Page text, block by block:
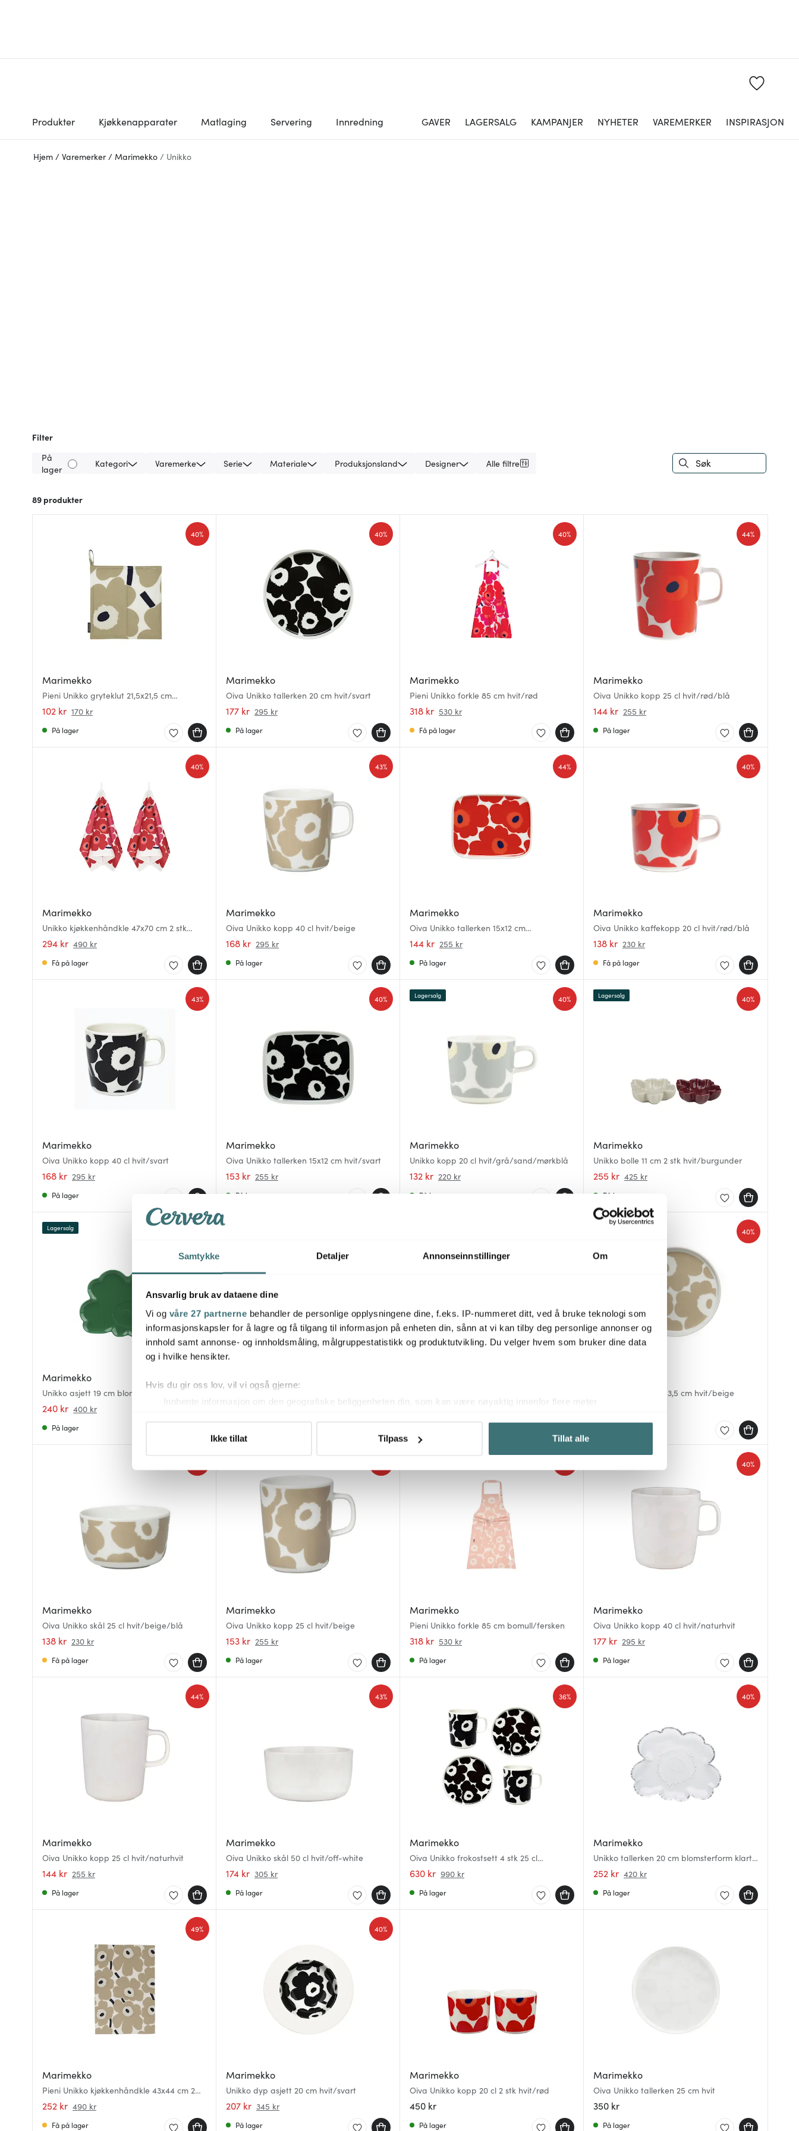
Samtykke Detaljer Annonseinnstillinger Om
Ansvarlig bruk av dataene dine
Vi og våre 27 partnerne behandler de personlige opplysningene dine, f.eks. IP-nummeret ditt, ved å bruke teknologi som
informasjonskapsler for å lagre og få tilgang til informasjon på enheten din, sånn at vi kan tilby deg personlige annonser og
innhold samt annonse- og innholdsmåling, målgruppestatistikk og produktutvikling. Du velger hvem som bruker dine data
og i hvilke hensikter.
Hvis du gir oss lov, vil vi også gjerne:
Innhente informasjon om den geografiske beliggenheten din, som kan være nøyaktig innenfor flere meter
Du kan hele tiden endre eller trekke tilbake ditt samtykke fra erklæringen om informasjonskapsler.
Vi bruker informasjonskapsler for å gi innhold og annonser et personlig preg, for å levere sosiale mediefunksjoner og for å
analysere trafikken vår. Vi deler dessuten informasjon om hvordan du bruker nettstedet vårt, med partnerne våre innen
sosiale medier, annonsering og analysearbeid, som kan kombinere den med annen informasjon du har gjort tilgjengelig for
dem, eller som de har samlet inn gjennom din bruk av tjenestene deres.
Ikke tillat Tilpass Tillat alle
Produkter Kjøkkenapparater Matlaging Servering Innredning GAVER LAGERSALG KAMPANJER NYHETER VAREMERKER INSPIRASJON
Hjem / Varemerker / Marimekko / Unikko
Filter
På
lager
Kategori Varemerke Serie Materiale Produksjonsland Designer Alle filtre
89 produkter
Marimekko
Pieni Unikko gryteklut 21,5x21,5 cm
hvit/beige/mørkblå
102 kr 170 kr
40%
På lager
Marimekko
Oiva Unikko tallerken 20 cm hvit/svart
177 kr 295 kr
40%
På lager
Marimekko
Pieni Unikko forkle 85 cm hvit/rød
318 kr 530 kr
40%
Få på lager
Marimekko
Oiva Unikko kopp 25 cl hvit/rød/blå
144 kr 255 kr
44%
På lager
Marimekko
Unikko kjøkkenhåndkle 47x70 cm 2 stk
hvit/rød
294 kr 490 kr
40%
Få på lager
Marimekko
Oiva Unikko kopp 40 cl hvit/beige
168 kr 295 kr
43%
På lager
Marimekko
Oiva Unikko tallerken 15x12 cm
hvit/rød/blå
144 kr 255 kr
44%
På lager
Marimekko
Oiva Unikko kaffekopp 20 cl hvit/rød/blå
138 kr 230 kr
40%
Få på lager
Marimekko
Oiva Unikko kopp 40 cl hvit/svart
168 kr 295 kr
43%
På lager
Marimekko
Oiva Unikko tallerken 15x12 cm hvit/svart
153 kr 255 kr
40%
På lager
Marimekko
Unikko kopp 20 cl hvit/grå/sand/mørkblå
132 kr 220 kr
40%
Lagersalg
På lager
Marimekko
Unikko bolle 11 cm 2 stk hvit/burgunder
255 kr 425 kr
40%
Lagersalg
På lager
Marimekko
Unikko asjett 19 cm blomsterform grønn
240 kr 400 kr
Lagersalg
På lager
Marimekko
Oiva Unikko kopp 20 cl 2 stk uten håndtak
hvit/svart
Oiva Unikko asjett 13,5 cm hvit/beige
40%
Marimekko
Oiva Unikko skål 25 cl hvit/beige/blå
138 kr 230 kr
Få på lager
Marimekko
Oiva Unikko kopp 25 cl hvit/beige
153 kr 255 kr
På lager
Marimekko
Pieni Unikko forkle 85 cm bomull/fersken
318 kr 530 kr
På lager
Marimekko
Oiva Unikko kopp 40 cl hvit/naturhvit
177 kr 295 kr
40%
På lager
Marimekko
Oiva Unikko kopp 25 cl hvit/naturhvit
144 kr 255 kr
44%
På lager
Marimekko
Oiva Unikko skål 50 cl hvit/off-white
174 kr 305 kr
43%
På lager
Marimekko
Oiva Unikko frokostsett 4 stk 25 cl
hvit/svart
630 kr 990 kr
36%
På lager
Marimekko
Unikko tallerken 20 cm blomsterform klart
glass
252 kr 420 kr
40%
På lager
Marimekko
Pieni Unikko kjøkkenhåndkle 43x44 cm 2
stk off-white/beige/mørkblå
252 kr 490 kr
49%
Få på lager
Marimekko
Unikko dyp asjett 20 cm hvit/svart
207 kr 345 kr
40%
På lager
Marimekko
Oiva Unikko kopp 20 cl 2 stk hvit/rød
450 kr
På lager
Marimekko
Oiva Unikko tallerken 25 cm hvit
350 kr
På lager